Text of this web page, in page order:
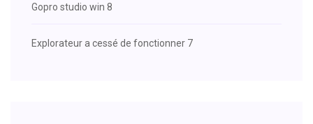
Gopro studio win 8
Explorateur a cessé de fonctionner 7